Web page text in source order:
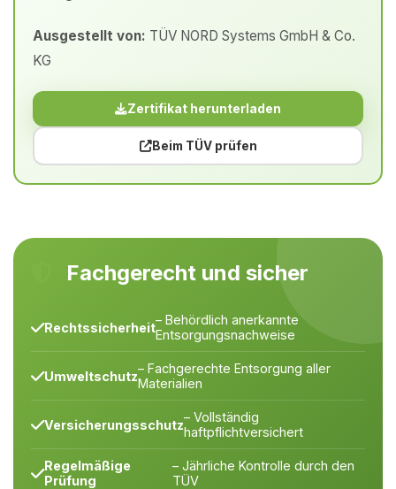
Ausgestellt von: TÜV NORD Systems GmbH & Co.
KG
Zertifikat herunterladen
Beim TÜV prüfen
Fachgerecht und sicher
Rechtssicherheit– Behördlich anerkannte
Entsorgungsnachweise
Umweltschutz– Fachgerechte Entsorgung aller
Materialien
Versicherungsschutz– Vollständig
haftpflichtversichert
Regelmäßige
Prüfung
– Jährliche Kontrolle durch den
TÜV